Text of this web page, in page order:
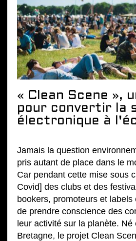
« Clean Scene »,
pour convertir la
électronique à
Jamais la question
pris autant de place dans le
Car pendant cette mise sous
Covid] des clubs et des
bookers, promoteurs et labels
de prendre conscience des
leur activité sur la planète. Né
Bretagne, le projet Clean